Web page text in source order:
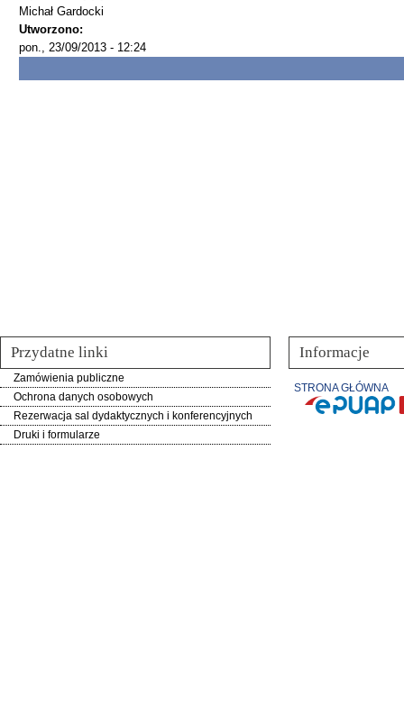
Michał Gardocki
Utworzono:
pon., 23/09/2013 - 12:24
Przydatne linki
Zamówienia publiczne
Ochrona danych osobowych
Rezerwacja sal dydaktycznych i konferencyjnych
Druki i formularze
Informacje
STRONA GŁÓWNA